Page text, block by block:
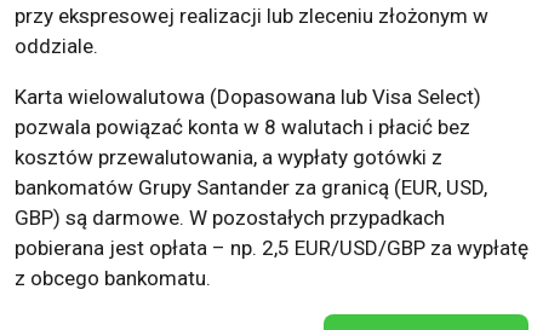
przy ekspresowej realizacji lub zleceniu złożonym w
oddziale.
Karta wielowalutowa (Dopasowana lub Visa Select)
pozwala powiązać konta w 8 walutach i płacić bez
kosztów przewalutowania, a wypłaty gotówki z
bankomatów Grupy Santander za granicą (EUR, USD,
GBP) są darmowe. W pozostałych przypadkach
pobierana jest opłata – np. 2,5 EUR/USD/GBP za wypłatę
z obcego bankomatu.